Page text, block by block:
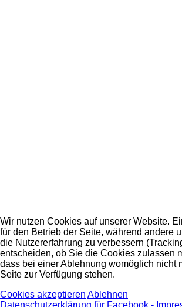
Wir nutzen Cookies auf unserer Website.
für den Betrieb der Seite, während andere
die Nutzererfahrung zu verbessern
entscheiden, ob Sie die Cookies zulassen
dass bei einer Ablehnung womöglich nicht
Seite zur Verfügung stehen.
Cookies akzeptieren Ablehnen
Datenschutzerklärung für Facebook -